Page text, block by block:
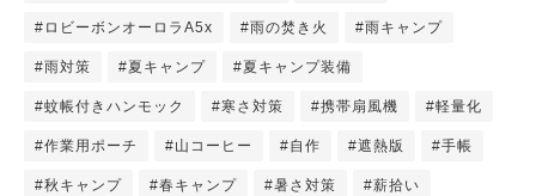
#ロビーボンオーロラA5x #雨の焚き火 #雨キャンプ
#雨対策 #夏キャンプ #夏キャンプ装備
#蚊帳付きハンモック #寒さ対策 #携帯扇風機 #軽量化
#作業用ポーチ #山コーヒー #自作 #遮熱版 #手帳
#秋キャンプ #春キャンプ #暑さ対策 #薪拾い